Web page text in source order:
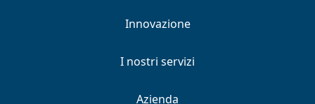
Innovazione
I nostri servizi
Azienda